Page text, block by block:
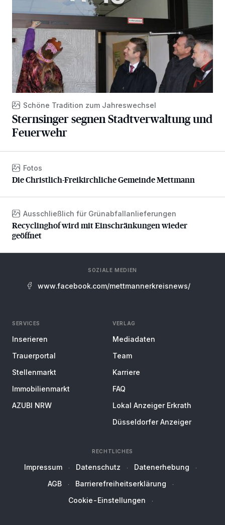
Schöne Tradition zum Jahreswechsel
Sternsinger segnen Stadtverwaltung und
Feuerwehr
Die Christlich-Freikirchliche Gemeinde Mettmann
Fotos
Die Christlich-Freikirchliche Gemeinde Mettmann
Recyclinghof wird mit Einschränkungen wieder geöffnet
Ausschließlich für Grünabfallanlieferungen
Recyclinghof wird mit Einschränkungen wieder
geöffnet
SOZIALE MEDIEN
www.facebook.com/mettmannerkreisnews/
SERVICES
Inserieren
Trauerportal
Stellenmarkt
Immobilienmarkt
AZUBI NRW
VERLAG
Mediadaten
Team
Karriere
FAQ
Lokal Anzeiger Erkrath
Düsseldorfer Anzeiger
RECHTLICHES
Impressum Datenschutz
Datenerhebung
AGB
Barrierefreiheitserklärung
Cookie-Einstellungen